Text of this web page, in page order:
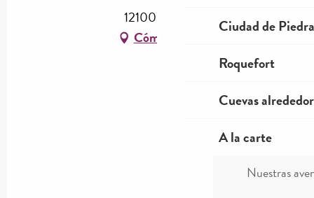
Ciudad de Piedra
Roquefort
Cuevas
A la carte
Nuestras
12100 Millau
Cómo llegar